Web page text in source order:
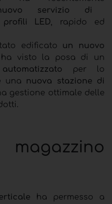
servizio di
LED, rapido ed
edificato un nuovo
visto la posa di un
per lo
una nuova stazione di
gestione ottimale delle
ha permesso a